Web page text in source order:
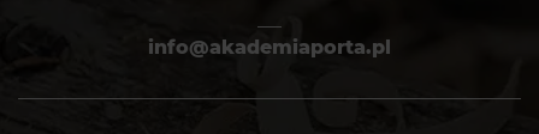
info@akademiaporta.pl